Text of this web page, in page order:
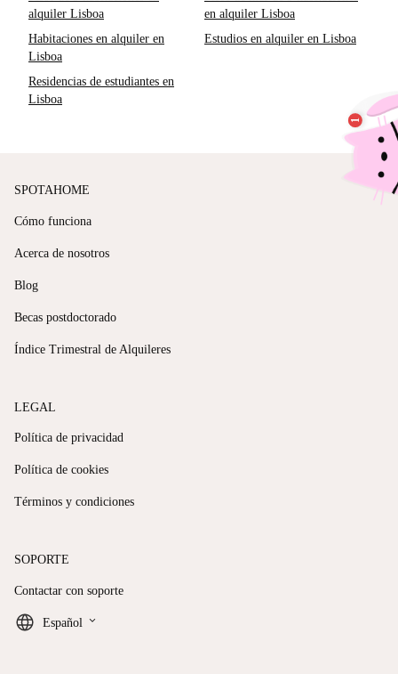
alquiler Lisboa
en alquiler Lisboa
Habitaciones en alquiler en
Lisboa
Estudios en alquiler en Lisboa
Residencias de estudiantes en
Lisboa
SPOTAHOME
Cómo funciona
Acerca de nosotros
Blog
Becas postdoctorado
Índice Trimestral de Alquileres
LEGAL
Política de privacidad
Política de cookies
Términos y condiciones
SOPORTE
Contactar con soporte
Español keyboard_arrow_down